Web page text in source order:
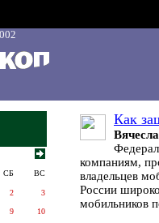
СБ ВС
2 3
9 10
Как
компаниям,
владельцев
России
мобильников